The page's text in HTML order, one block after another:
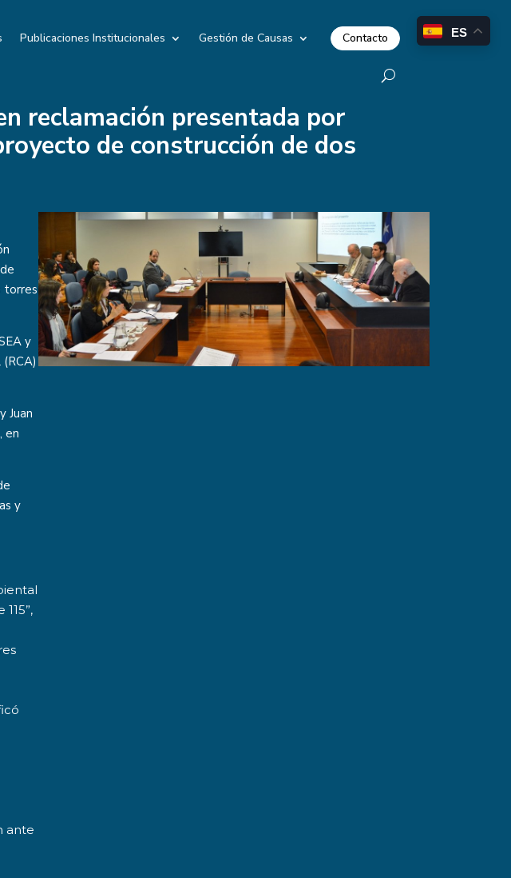
Publicaciones Institucionales Gestión de Causas Contacto
reclamación presentada por
de construcción de dos
torres
y
Juan
en
y
ante
ES